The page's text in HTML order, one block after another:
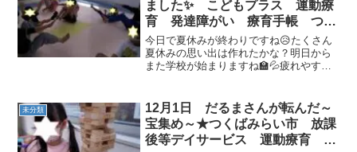
ました✨ こどもプラス 運動療
育 発達障がい 療育手帳 つく
ばみらい市 守谷市
今日で夏休みが終わりですね😥たくさん
夏休みの思い出は作れたかな？明日から
また学校が始まりますね🏫💦疲れやすく
キー🐭★サーキット運動①ロープの上を
くまさん歩き🐻②カラースト...
未分類
12月1日 だるまさんが転んだ～
宝集め～★つくばみらい市 放課
後等デイサービス 運動療育 集